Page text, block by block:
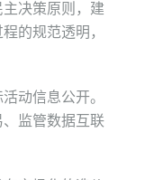
决策原则，建
的规范透明，
动信息公开。
监管数据互联